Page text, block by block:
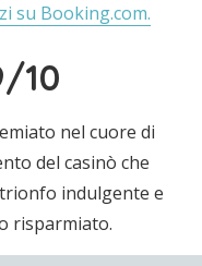
su Booking.com.
10
nel cuore di
del casinò che
indulgente e
risparmiato.